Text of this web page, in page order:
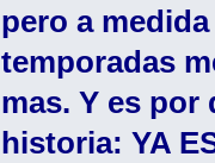
pero a
temporadas
mas. Y es por
historia: YA